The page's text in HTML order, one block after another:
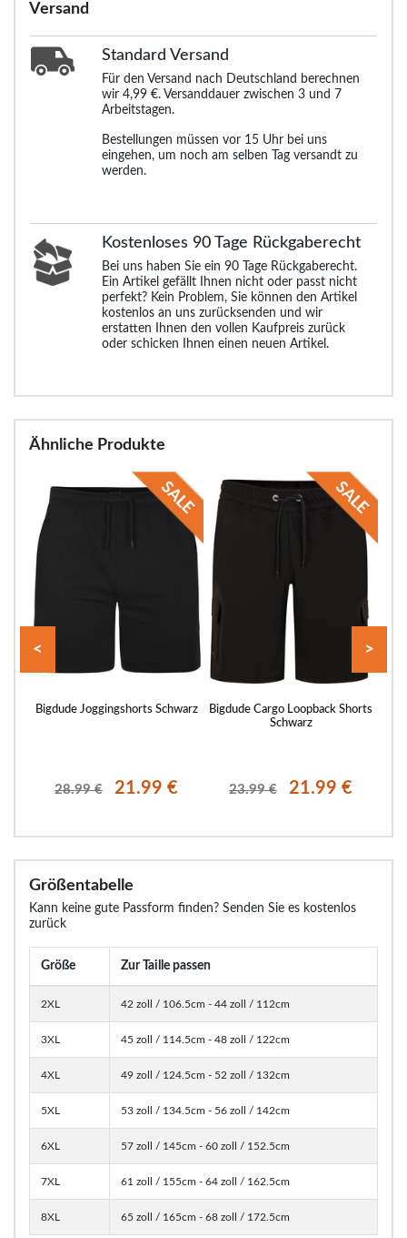
Versand
Standard Versand
Für den Versand nach Deutschland berechnen
wir 4,99 €. Versanddauer zwischen 3 und 7
Arbeitstagen.
Bestellungen müssen vor 15 Uhr bei uns
eingehen, um noch am selben Tag versandt zu
werden.
Kostenloses 90 Tage Rückgaberecht
Bei uns haben Sie ein 90 Tage Rückgaberecht.
Ein Artikel gefällt Ihnen nicht oder passt nicht
perfekt? Kein Problem, Sie können den Artikel
kostenlos an uns zurücksenden und wir
erstatten Ihnen den vollen Kaufpreis zurück
oder schicken Ihnen einen neuen Artikel.
Ähnliche Produkte
Bigdude Joggingshorts Schwarz
28.99 € 21.99 €
Bigdude Cargo Loopback Shorts
Schwarz
23.99 € 21.99 €
< >
Größentabelle
Kann keine gute Passform finden? Senden Sie es kostenlos
zurück
Größe Zur Taille passen
2XL 42 zoll / 106.5cm - 44 zoll / 112cm
3XL 45 zoll / 114.5cm - 48 zoll / 122cm
4XL 49 zoll / 124.5cm - 52 zoll / 132cm
5XL 53 zoll / 134.5cm - 56 zoll / 142cm
6XL 57 zoll / 145cm - 60 zoll / 152.5cm
7XL 61 zoll / 155cm - 64 zoll / 162.5cm
8XL 65 zoll / 165cm - 68 zoll / 172.5cm